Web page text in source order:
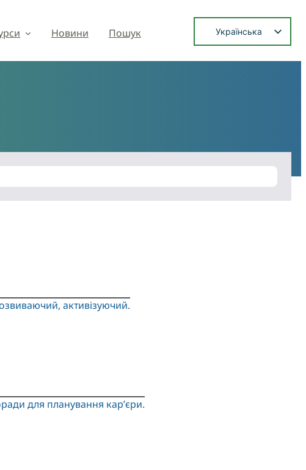
Новини Пошук
Українська
активізуючий.
для планування кар’єри.